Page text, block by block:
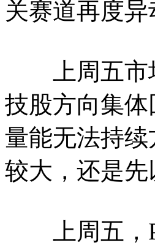
关赛道再度异
上周五市场
技股方向集
量能无法持
较大，还是
上周五，